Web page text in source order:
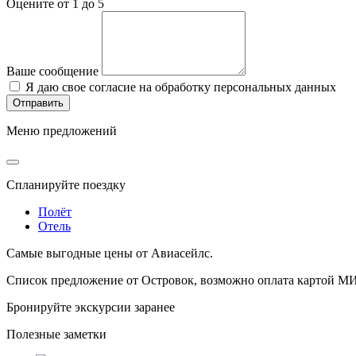
Оцените от 1 до 5
Ваше сообщение
Я даю свое согласие на обработку персональных данных
Меню предложений
Спланируйте поездку
Полёт
Отель
Самые выгодные цены от Авиасейлс.
Список предложение от Островок, возможно оплата картой
Бронируйте экскурсии заранее
Полезные заметки